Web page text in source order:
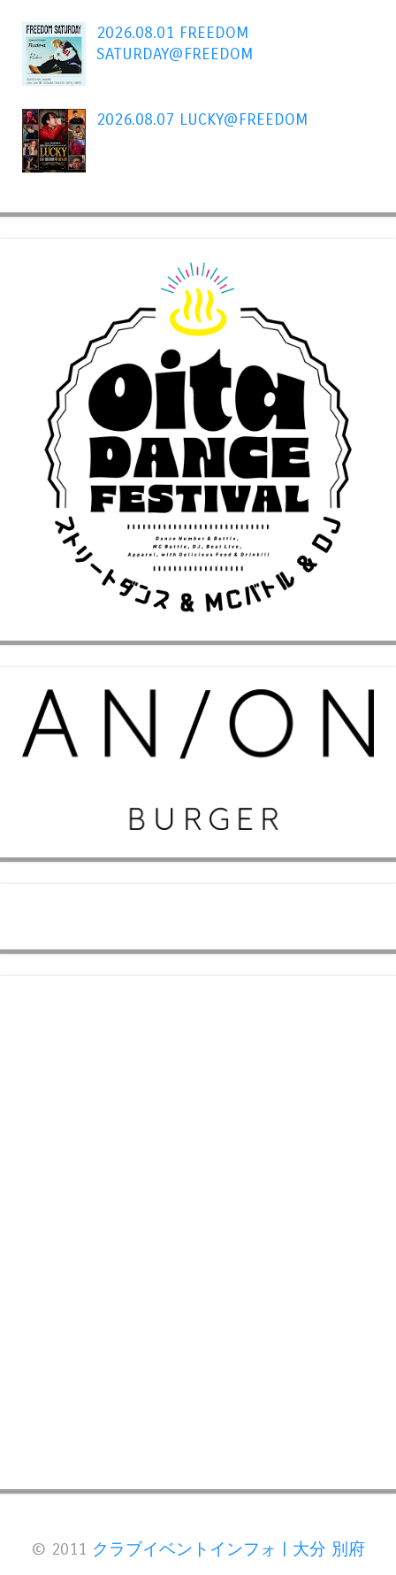
2026.08.01 FREEDOM
SATURDAY@FREEDOM
2026.08.07 LUCKY@FREEDOM
© 2011 クラブイベントインフォ | 大分 別府